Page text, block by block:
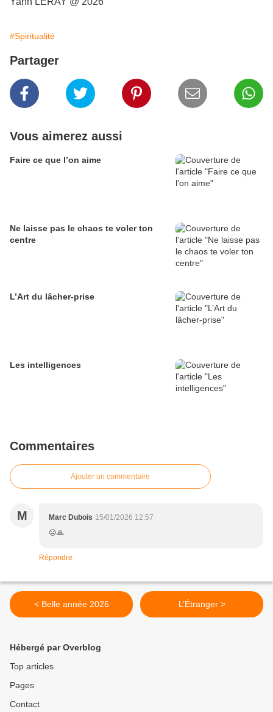
#Spiritualité
Partager
Vous aimerez aussi
Faire ce que l’on aime
Ne laisse pas le chaos te voler ton
centre
L’Art du lâcher-prise
Les intelligences
Commentaires
Ajouter un commentaire
M Marc Dubois 15/01/2026 12:57
😑🙏
Répondre
< Belle année 2026 L’Étranger >
Hébergé par Overblog
Top articles
Pages
Contact